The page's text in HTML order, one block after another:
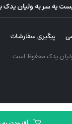
یه سر به ولیان یدک
پیگیری سفارشات
یدک محفوظ است